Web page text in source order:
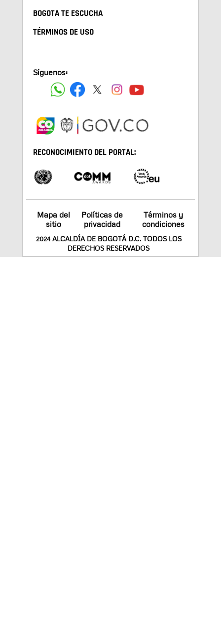
BOGOTA TE ESCUCHA
TÉRMINOS DE USO
Síguenos:
RECONOCIMIENTO DEL PORTAL:
Mapa del
sitio
Políticas de
privacidad
Términos y
condiciones
2024 ALCALDÍA DE BOGOTÁ D.C. TODOS LOS
DERECHOS RESERVADOS